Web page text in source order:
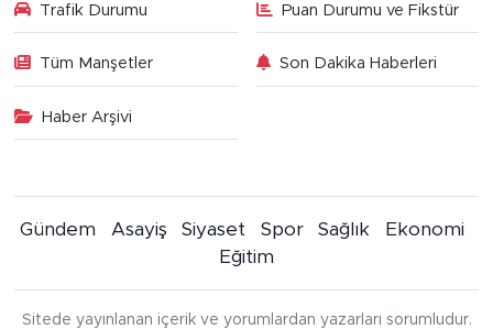
Trafik Durumu Puan Durumu ve Fikstür
Tüm Manşetler Son Dakika Haberleri
Haber Arşivi
Gündem Asayiş Siyaset Spor Sağlık
Ekonomi
Eğitim
Sitede yayınlanan içerik ve yorumlardan yazarları sorumludur.